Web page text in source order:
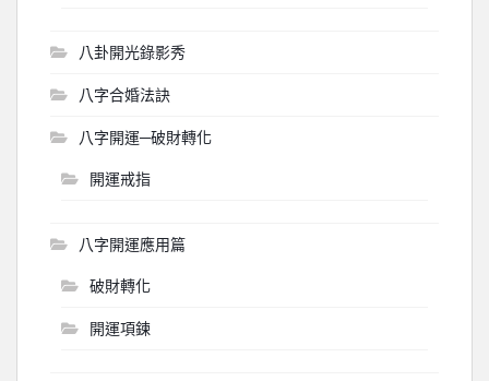
八卦開光錄影秀
八字合婚法訣
八字開運─破財轉化
開運戒指
八字開運應用篇
破財轉化
開運項鍊